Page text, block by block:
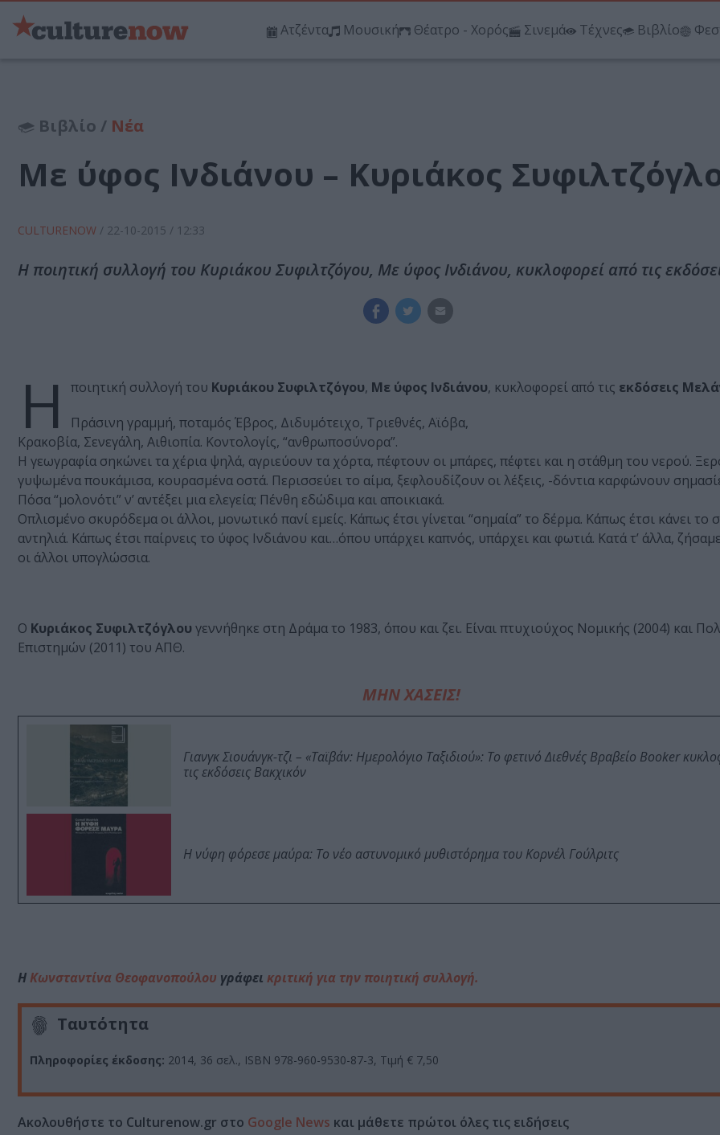
Ατζέντα Μουσική Θέατρο - Χορός Σινεμά Τέχνες Βιβλίο
Βιβλίο / Νέα
Με ύφος Ινδιάνου – Κυριάκος
CULTURENOW / 22-10-2015 / 12:33
Η ποιητική συλλογή του Κυριάκου Συφιλτζόγου, Με ύφος Ινδιάνου, κυκλοφορεί από τις
Η ποιητική συλλογή του Κυριάκου Συφιλτζόγου, Με ύφος Ινδιάνου, κυκλοφορεί από τις εκδόσεις
Πράσινη γραμμή, ποταμός Έβρος, Διδυμότειχο, Τριεθνές, Αϊόβα,
Κρακοβία, Σενεγάλη, Αιθιοπία. Κοντολογίς, “ανθρωποσύνορα”.
Η γεωγραφία σηκώνει τα χέρια ψηλά, αγριεύουν τα χόρτα, πέφτουν οι μπάρες, πέφτει και η στάθμη του νερού.
γυψωμένα πουκάμισα, κουρασμένα οστά. Περισσεύει το αίμα, ξεφλουδίζουν οι λέξεις, -δόντια καρφώνουν
Πόσα “μολονότι” ν’ αντέξει μια ελεγεία; Πένθη εδώδιμα και αποικιακά.
Οπλισμένο σκυρόδεμα οι άλλοι, μονωτικό πανί εμείς. Κάπως έτσι γίνεται “σημαία” το δέρμα. Κάπως έτσι κάνει το
αντηλιά. Κάπως έτσι παίρνεις το ύφος Ινδιάνου και…όπου υπάρχει καπνός, υπάρχει και φωτιά. Κατά τ’ άλλα,
οι άλλοι υπογλώσσια.
Ο Κυριάκος Συφιλτζόγλου γεννήθηκε στη Δράμα το 1983, όπου και ζει. Είναι πτυχιούχος Νομικής (2004) και
Επιστημών (2011) του ΑΠΘ.
ΜΗΝ ΧΑΣΕΙΣ!
Γιανγκ Σιουάνγκ-τζι – «Ταϊβάν: Ημερολόγιο Ταξιδιού»: Το φετινό Διεθνές Βραβείο Booker
τις εκδόσεις Βακχικόν
Η νύφη φόρεσε μαύρα: Το νέο αστυνομικό μυθιστόρημα του Κορνέλ Γούλριτς
ΗΚωνσταντίνα Θεοφανοπούλου γράφει κριτική για την ποιητική συλλογή.
Ταυτότητα
Πληροφορίες έκδοσης: 2014, 36 σελ., ISBN 978-960-9530-87-3, Τιμή € 7,50
Ακολουθήστε το Culturenow.gr στο Google News και μάθετε πρώτοι όλες τις ειδήσεις